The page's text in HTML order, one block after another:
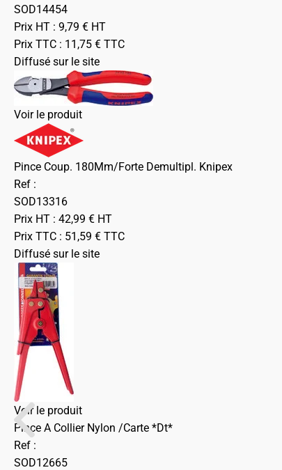
SOD14454
Prix HT : 9,79 € HT
Prix TTC : 11,75 € TTC
Diffusé sur le site
Voir le produit
Pince Coup. 180Mm/Forte Demultipl. Knipex
Ref :
SOD13316
Prix HT : 42,99 € HT
Prix TTC : 51,59 € TTC
Diffusé sur le site
Voir le produit
Pince A Collier Nylon /Carte *Dt*
Ref :
SOD12665